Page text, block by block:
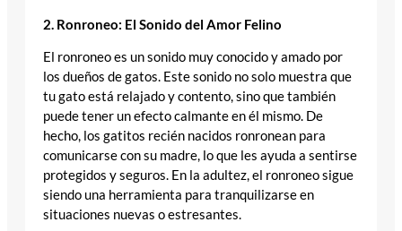
2. Ronroneo: El Sonido del Amor Felino
El ronroneo es un sonido muy conocido y amado por
los dueños de gatos. Este sonido no solo muestra que
tu gato está relajado y contento, sino que también
puede tener un efecto calmante en él mismo. De
hecho, los gatitos recién nacidos ronronean para
comunicarse con su madre, lo que les ayuda a sentirse
protegidos y seguros. En la adultez, el ronroneo sigue
siendo una herramienta para tranquilizarse en
situaciones nuevas o estresantes.